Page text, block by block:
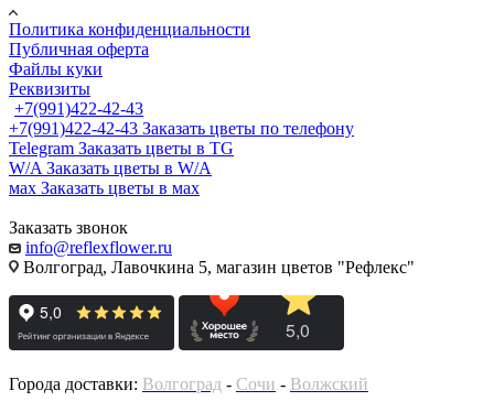
Политика конфиденциальности
Публичная оферта
Файлы куки
Реквизиты
+7(991)422-42-43
+7(991)422-42-43 Заказать цветы по телефону
Telegram Заказать цветы в TG
W/A Заказать цветы в W/A
мах Заказать цветы в мах
Заказать звонок
info@reflexflower.ru
Волгоград, Лавочкина 5, магазин цветов "Рефлекс"
Города доставки: Волгоград - Сочи - Волжский